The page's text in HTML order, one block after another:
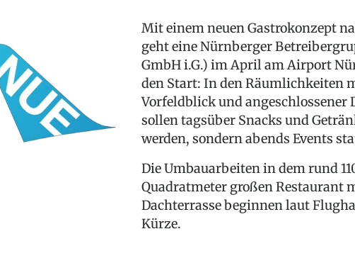
Mit einem neuen Gastrokonzept
geht eine Nürnberger
GmbH i.G.) im April am Airport
den Start: In den Räumlichkeiten
Vorfeldblick und angeschlossener
sollen tagsüber Snacks und
werden, sondern abends Events
Die Umbauarbeiten in dem rund
Quadratmeter großen Restaurant
Dachterrasse beginnen laut
Kürze.